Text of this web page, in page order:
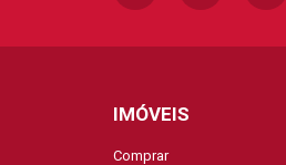
IMÓVEIS
Comprar